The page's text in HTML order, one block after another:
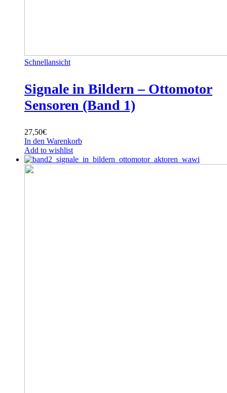
Schnellansicht
Signale in Bildern – Ottomotor
Sensoren (Band 1)
27,50€
In den Warenkorb
Add to wishlist